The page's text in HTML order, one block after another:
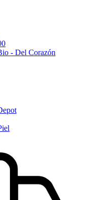
- Del Corazón